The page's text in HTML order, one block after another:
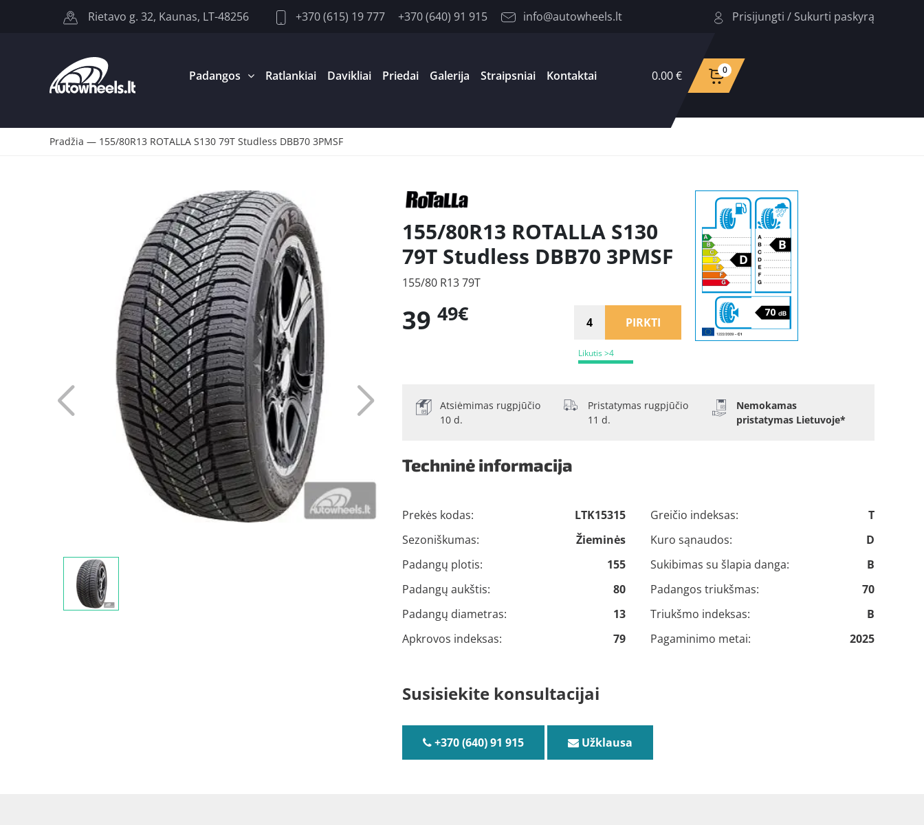
Rietavo g. 32, Kaunas, LT-48256 +370 (615) 19 777 +370 (640) 91 915 info@autowheels.lt Prisijungti / Sukurti paskyrą
Padangos Ratlankiai Davikliai Priedai Galerija Straipsniai Kontaktai 0.00 € 0
Pradžia — 155/80R13 ROTALLA S130 79T Studless DBB70 3PMSF
155/80R13 ROTALLA S130
79T Studless DBB70 3PMSF
155/80 R13 79T
Likutis >4
39 49€ PIRKTI
Atsiėmimas rugpjūčio
10 d.
Pristatymas rugpjūčio
11 d.
Nemokamas
pristatymas Lietuvoje*
Techninė informacija
Prekės kodas:
LTK15315
Sezoniškumas:
Žieminės
Padangų plotis:
155
Padangų aukštis:
80
Padangų diametras:
13
Apkrovos indeksas:
79
Greičio indeksas:
T
Kuro sąnaudos:
D
Sukibimas su šlapia danga:
B
Padangos triukšmas:
70
Triukšmo indeksas:
B
Pagaminimo metai:
2025
Susisiekite konsultacijai
+370 (640) 91 915 Užklausa